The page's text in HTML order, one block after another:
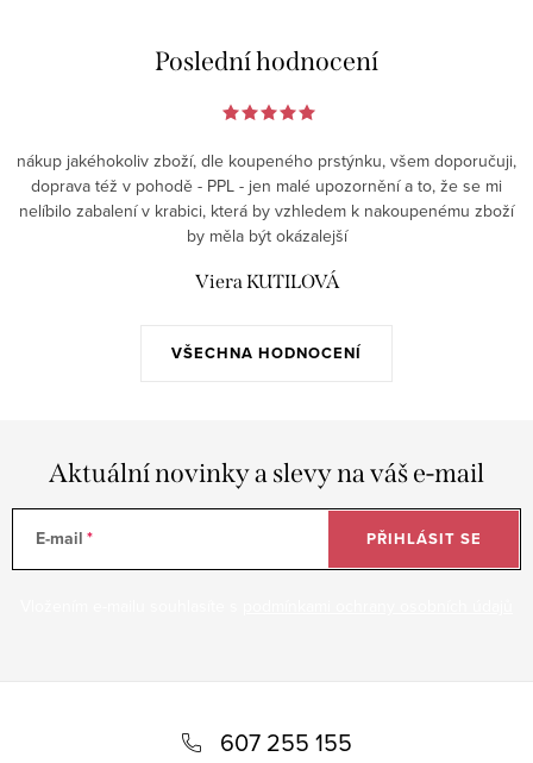
Poslední hodnocení
VŠECHNA HODNOCENÍ
nákup jakéhokoliv zboží, dle koupeného prstýnku, všem doporučuji,
doprava též v pohodě - PPL - jen malé upozornění a to, že se mi
nelíbilo zabalení v krabici, která by vzhledem k nakoupenému zboží
by měla být okázalejší
Viera KUTILOVÁ
Aktuální novinky a slevy na váš e-mail
E-mail PŘIHLÁSIT SE
607 255 155